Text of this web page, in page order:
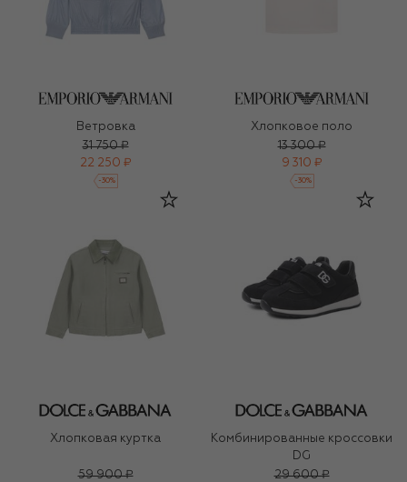
Ветровка
31 750 ₽
22 250 ₽
-30%
Хлопковое поло
13 300 ₽
9 310 ₽
-30%
Хлопковая куртка
59 900 ₽
Комбинированные кроссовки
DG
29 600 ₽